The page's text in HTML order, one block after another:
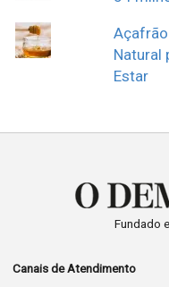
Natural
Estar
Fundado
Canais de Atendimento